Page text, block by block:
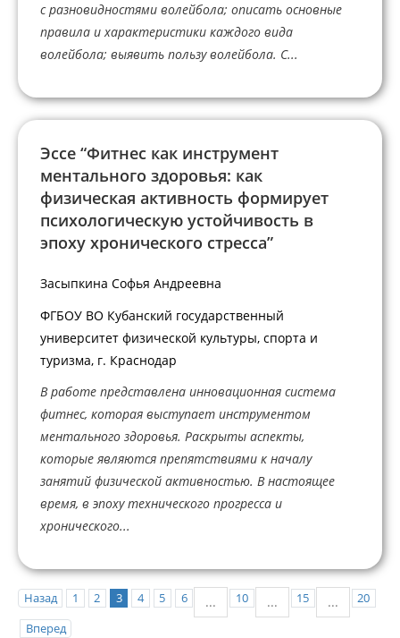
с разновидностями волейбола; описать основные
правила и характеристики каждого вида
волейбола; выявить пользу волейбола. С...
Эссе “Фитнес как инструмент
ментального здоровья: как
физическая активность формирует
психологическую устойчивость в
эпоху хронического стресса”
Засыпкина Софья Андреевна
ФГБОУ ВО Кубанский государственный
университет физической культуры, спорта и
туризма, г. Краснодар
В работе представлена инновационная система
фитнес, которая выступает инструментом
ментального здоровья. Раскрыты аспекты,
которые являются препятствиями к началу
занятий физической активностью. В настоящее
время, в эпоху технического прогресса и
хронического...
Назад 1 2 3 4 5 6 ... 10 ... 15 ...
20
Вперед